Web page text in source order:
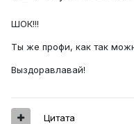
ШОК!!!
Ты же профи, как так
Выздоравлавай!
Цитата